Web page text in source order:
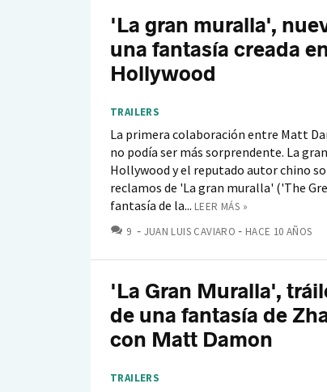
'La gran muralla',
una fantasía creada
Hollywood
TRAILERS
La primera colaboración entre Matt
no podía ser más sorprendente. La
Hollywood y el reputado autor chino
reclamos de 'La gran muralla' ('The
fantasía de la... LEER MÁS »
9 COMENTARIOS
JUAN LUIS CAVIARO HACE 10 AÑOS
'La Gran Muralla',
de una fantasía de
con Matt Damon
TRAILERS